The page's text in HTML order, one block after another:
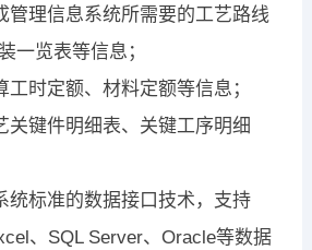
管理信息系统所需要的工艺路线
一览表等信息；
工时定额、材料定额等信息；
关键件明细表、关键工序明细
统标准的数据接口技术，支持
、SQL Server、Oracle等数据